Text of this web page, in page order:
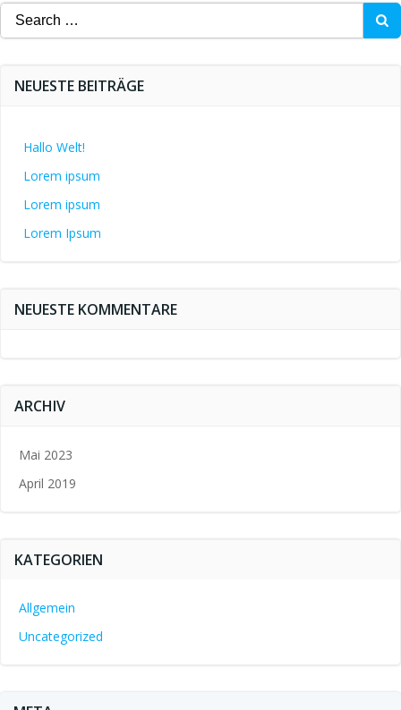
Search
for:
NEUESTE BEITRÄGE
Hallo Welt!
Lorem ipsum
Lorem ipsum
Lorem Ipsum
NEUESTE KOMMENTARE
ARCHIV
Mai 2023
April 2019
KATEGORIEN
Allgemein
Uncategorized